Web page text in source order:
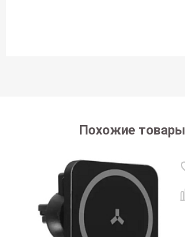
Похожие товары